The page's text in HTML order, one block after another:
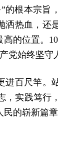
的根本宗
洒热血，还
高的位置。
党始终坚守
进百尺竿。
，实践笃行
的崭新篇章